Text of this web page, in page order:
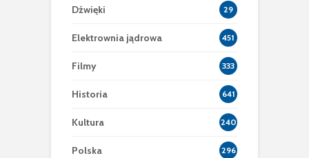
Dźwięki 29
Elektrownia jądrowa 451
Filmy 333
Historia 641
Kultura 240
Polska 296